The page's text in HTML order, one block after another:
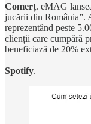
Comerț. eMAG
jucării din România”.
reprezentând peste
clienții care cumpără
beneficiază de 20%
Spotify.